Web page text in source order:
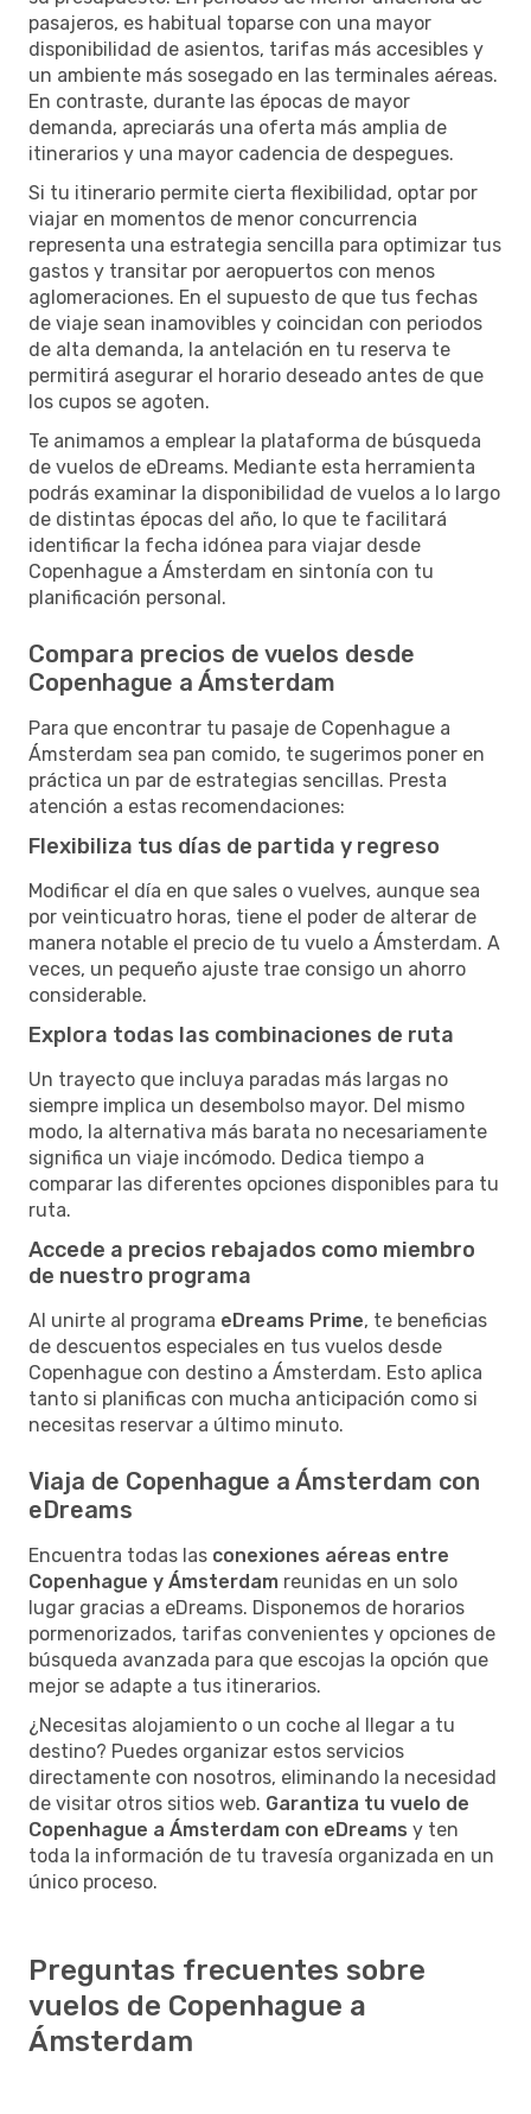
pasajeros, es habitual toparse con una mayor
disponibilidad de asientos, tarifas más accesibles y
un ambiente más sosegado en las terminales aéreas.
En contraste, durante las épocas de mayor
demanda, apreciarás una oferta más amplia de
itinerarios y una mayor cadencia de despegues.
Si tu itinerario permite cierta flexibilidad, optar por
viajar en momentos de menor concurrencia
representa una estrategia sencilla para optimizar tus
gastos y transitar por aeropuertos con menos
aglomeraciones. En el supuesto de que tus fechas
de viaje sean inamovibles y coincidan con periodos
de alta demanda, la antelación en tu reserva te
permitirá asegurar el horario deseado antes de que
los cupos se agoten.
Te animamos a emplear la plataforma de búsqueda
de vuelos de eDreams. Mediante esta herramienta
podrás examinar la disponibilidad de vuelos a lo largo
de distintas épocas del año, lo que te facilitará
identificar la fecha idónea para viajar desde
Copenhague a Ámsterdam en sintonía con tu
planificación personal.
Compara precios de vuelos desde
Copenhague a Ámsterdam
Para que encontrar tu pasaje de Copenhague a
Ámsterdam sea pan comido, te sugerimos poner en
práctica un par de estrategias sencillas. Presta
atención a estas recomendaciones:
Flexibiliza tus días de partida y regreso
Modificar el día en que sales o vuelves, aunque sea
por veinticuatro horas, tiene el poder de alterar de
manera notable el precio de tu vuelo a Ámsterdam. A
veces, un pequeño ajuste trae consigo un ahorro
considerable.
Explora todas las combinaciones de ruta
Un trayecto que incluya paradas más largas no
siempre implica un desembolso mayor. Del mismo
modo, la alternativa más barata no necesariamente
significa un viaje incómodo. Dedica tiempo a
comparar las diferentes opciones disponibles para tu
ruta.
Accede a precios rebajados como miembro
de nuestro programa
Al unirte al programa eDreams Prime, te beneficias
de descuentos especiales en tus vuelos desde
Copenhague con destino a Ámsterdam. Esto aplica
tanto si planificas con mucha anticipación como si
necesitas reservar a último minuto.
Viaja de Copenhague a Ámsterdam con
eDreams
Encuentra todas las conexiones aéreas entre
Copenhague y Ámsterdam reunidas en un solo
lugar gracias a eDreams. Disponemos de horarios
pormenorizados, tarifas convenientes y opciones de
búsqueda avanzada para que escojas la opción que
mejor se adapte a tus itinerarios.
¿Necesitas alojamiento o un coche al llegar a tu
destino? Puedes organizar estos servicios
directamente con nosotros, eliminando la necesidad
de visitar otros sitios web. Garantiza tu vuelo de
Copenhague a Ámsterdam con eDreams y ten
toda la información de tu travesía organizada en un
único proceso.
Preguntas frecuentes sobre
vuelos de Copenhague a
Ámsterdam